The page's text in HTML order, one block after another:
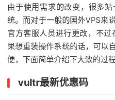
由于使用需求的改变，很多
统。而对于一般的国外VPS来
官方客服人员进行更改，不
果想重装操作系统的话，可以
便，下面简单介绍下大致的过程
vultr最新优惠码